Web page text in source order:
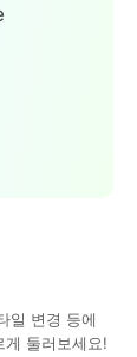
일 변경 등에
게 둘러보세요!